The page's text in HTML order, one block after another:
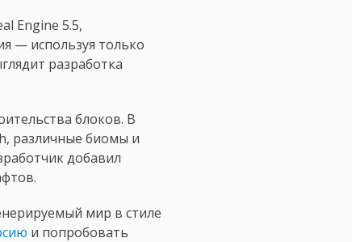
Engine 5.5,
— используя только
разработка
блоков. В
различные биомы и
добавил
мир в стиле
и попробовать